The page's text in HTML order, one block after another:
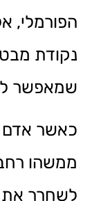
הפורמלי,
נקודת
שמאפשר
כאשר אדם
ממשהו
לשחרר את